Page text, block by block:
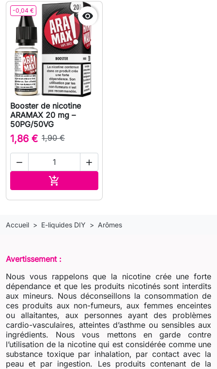
-0,04 € 
Booster de nicotine
ARAMAX 20 mg –
50PG/50VG
1,86 € 1,90 €
 

Accueil E-liquides DIY Arômes
Avertissement :
Nous vous rappelons que la nicotine crée une forte
dépendance et que les produits nicotinés sont interdits
aux mineurs. Nous déconseillons la consommation de
ces produits aux non-fumeurs, aux femmes enceintes
ou allaitantes, aux personnes ayant des problèmes
cardio-vasculaires, atteintes d’asthme ou sensibles aux
ingrédients. Nous vous mettons en garde contre
l’utilisation de la nicotine qui est considérée comme une
substance toxique par inhalation, par contact avec la
peau et par ingestion. Les produits contenant de la